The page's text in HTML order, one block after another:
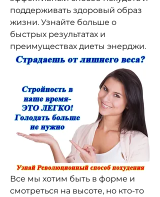
поддерживать здоровый образ
жизни. Узнайте больше о
быстрых результатах и
преимуществах диеты энерджи.
Все мы хотим быть в форме и
смотреться на высоте, но кто-то